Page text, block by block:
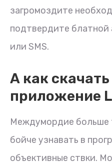
загромоздите
подтвердите блатной
или SMS.
А как
приложение
Междумордие больше
бойче узнавать в
объективные ствки.